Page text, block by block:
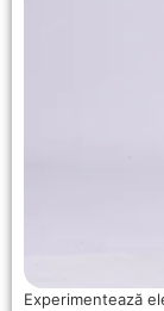
Experimentează